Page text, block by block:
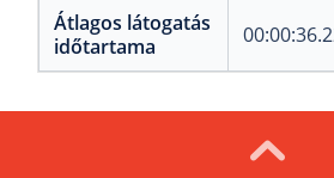
Átlagos látogatás
időtartama